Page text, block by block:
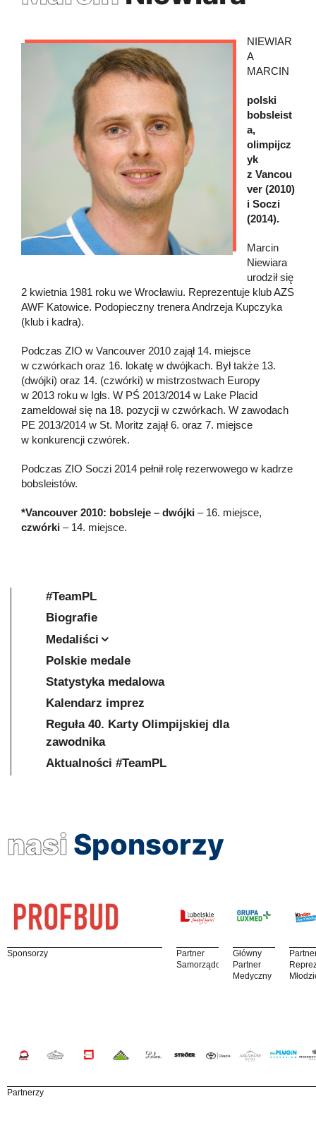
NIEWIAR
A
MARCIN
polski
bobsleist
a,
olimpijcz
yk
z Vancou
ver (2010)
i Soczi
(2014).
Marcin
Niewiara
urodził się
2 kwietnia 1981 roku we Wrocławiu. Reprezentuje klub AZS
AWF Katowice. Podopieczny trenera Andrzeja Kupczyka
(klub i kadra).
Podczas ZIO w Vancouver 2010 zajął 14. miejsce
w czwórkach oraz 16. lokatę w dwójkach. Był także 13.
(dwójki) oraz 14. (czwórki) w mistrzostwach Europy
w 2013 roku w Igls. W PŚ 2013/2014 w Lake Placid
zameldował się na 18. pozycji w czwórkach. W zawodach
PE 2013/2014 w St. Moritz zajął 6. oraz 7. miejsce
w konkurencji czwórek.
Podczas ZIO Soczi 2014 pełnił rolę rezerwowego w kadrze
bobsleistów.
*Vancouver 2010: bobsleje – dwójki – 16. miejsce,
czwórki – 14. miejsce.
#TeamPL
Biografie
Medaliści
Polskie medale
Statystyka medalowa
Kalendarz imprez
Reguła 40. Karty Olimpijskiej dla
zawodnika
Aktualności #TeamPL
nasi Sponsorzy
Sponsorzy
Partner
Samorządowy
Główny
Partner
Medyczny
Partnerzy